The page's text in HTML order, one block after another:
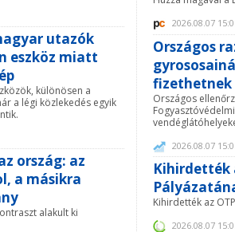
utazók
eszköz miatt
különösen a
a légi közlekedés egyik
ország: az
a másikra
alakult ki
2026.08.07
Országos
fizethetnek
Országos
2026.08.07
Kihirdették
Kihirdették az
2026.08.07